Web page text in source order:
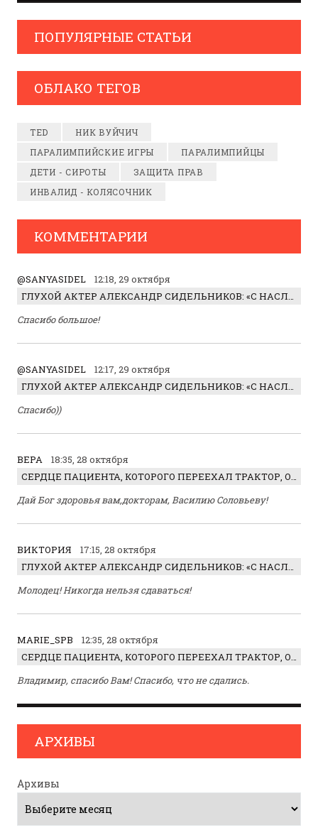
ПОПУЛЯРНЫЕ СТАТЬИ
ОБЛАКО ТЕГОВ
TED
НИК ВУЙЧИЧ
ПАРАЛИМПИЙСКИЕ ИГРЫ
ПАРАЛИМПИЙЦЫ
ДЕТИ - СИРОТЫ
ЗАЩИТА ПРАВ
ИНВАЛИД - КОЛЯСОЧНИК
КОММЕНТАРИИ
@SANYASIDEL
12:18, 29 октября
ГЛУХОЙ АКТЕР АЛЕКСАНДР СИДЕЛЬНИКОВ: «С НАСЛАЖДЕНИЕМ ИГРАЛ ОТРИЦАТЕЛЬНОГО ГЕРОЯ!»
Спасибо большое!
@SANYASIDEL
12:17, 29 октября
ГЛУХОЙ АКТЕР АЛЕКСАНДР СИДЕЛЬНИКОВ: «С НАСЛАЖДЕНИЕМ ИГРАЛ ОТРИЦАТЕЛЬНОГО ГЕРОЯ!»
Спасибо))
ВЕРА
18:35, 28 октября
СЕРДЦЕ ПАЦИЕНТА, КОТОРОГО ПЕРЕЕХАЛ ТРАКТОР, ОБНАРУЖИЛИ… В ЖИВОТЕ
Дай Бог здоровья вам,докторам, Василию Соловьеву!
ВИКТОРИЯ
17:15, 28 октября
ГЛУХОЙ АКТЕР АЛЕКСАНДР СИДЕЛЬНИКОВ: «С НАСЛАЖДЕНИЕМ ИГРАЛ ОТРИЦАТЕЛЬНОГО ГЕРОЯ!»
Молодец! Никогда нельзя сдаваться!
MARIE_SPB
12:35, 28 октября
СЕРДЦЕ ПАЦИЕНТА, КОТОРОГО ПЕРЕЕХАЛ ТРАКТОР, ОБНАРУЖИЛИ… В ЖИВОТЕ
Владимир, спасибо Вам! Спасибо, что не сдались.
АРХИВЫ
Архивы